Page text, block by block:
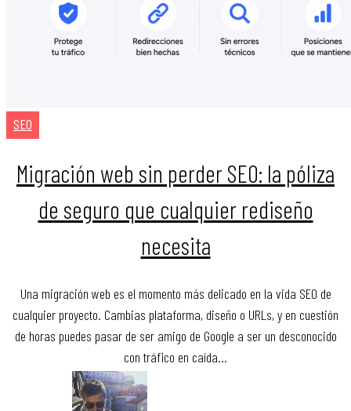
SEO
Migración web sin perder SEO: la póliza
de seguro que cualquier rediseño
necesita
Una migración web es el momento más delicado en la vida SEO de
cualquier proyecto. Cambias plataforma, diseño o URLs, y en cuestión
de horas puedes pasar de ser amigo de Google a ser un desconocido
con tráfico en caída…